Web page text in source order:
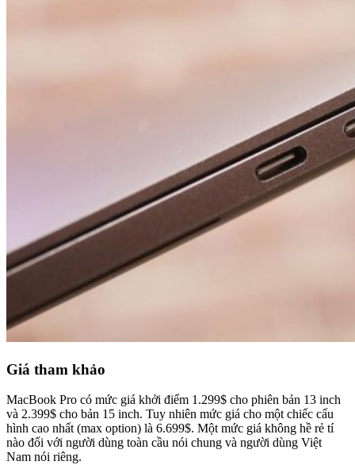
Giá tham khảo
MacBook Pro có mức giá khởi điểm 1.299$ cho phiên bản 13 inch
và 2.399$ cho bản 15 inch. Tuy nhiên mức giá cho một chiếc cấu
hình cao nhất (max option) là 6.699$. Một mức giá không hề rẻ tí
nào đối với người dùng toàn cầu nói chung và người dùng Việt
Nam nói riêng.